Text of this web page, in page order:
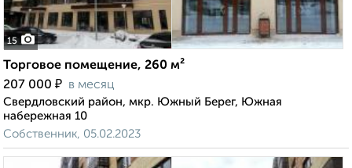
15
Торговое помещение, 260 м²
207 000 ₽ в месяц
Свердловский район, мкр. Южный Берег, Южная
набережная 10
Собственник, 05.02.2023